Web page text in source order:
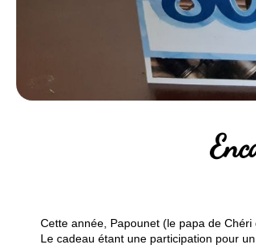
Cette année, Papounet (le papa de
Le cadeau étant une participation pour